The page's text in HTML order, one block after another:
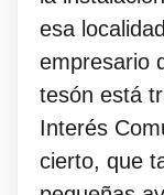
esa
empresario
tesón está
Interés
cierto, que